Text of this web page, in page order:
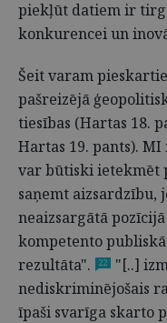
piekļūt datiem ir
konkurencei un
Šeit varam
pašreizējā
tiesības (Hartas 18.
Hartas 19. pants).
var būtiski ietekmēt
saņemt aizsardzību,
neaizsargātā
kompetento
rezultāta".
22
"[..]
nediskriminējošais
īpaši svarīga skarto